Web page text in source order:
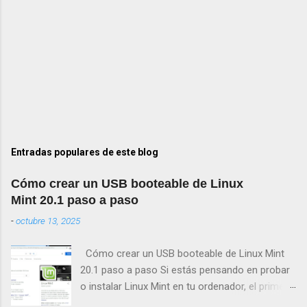
Entradas populares de este blog
Cómo crear un USB booteable de Linux
Mint 20.1 paso a paso
-octubre 13, 2025
Cómo crear un USB booteable de Linux Mint
20.1 paso a paso Si estás pensando en probar
o instalar Linux Mint en tu ordenador, el primer